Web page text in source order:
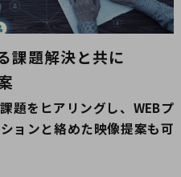
課題解決と共に
題をヒアリングし、WEBプ
ョンと絡めた映像提案も可